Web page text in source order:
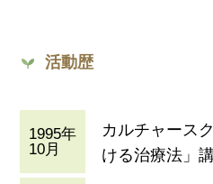
活動歴
1995年
10月
カルチャース
ける治療法」